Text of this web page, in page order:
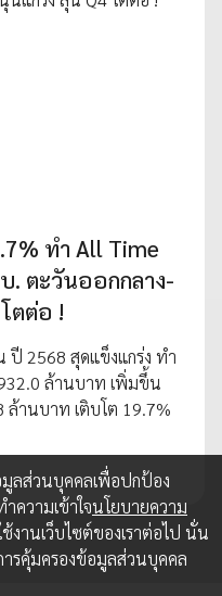
ทำ All Time
. ตะวันออกกลาง-
ตต่อ !
ปี 2568 สุดแข็งแกร่ง ทำ
ล้านบาท เพิ่มขึ้น
ล้านบาท เติบโต 19.7%
มูลส่วนบุคคลเพื่อปกป้อง
วามเข้าใจนโยบายความ
งานเว็บไซต์ของเราต่อไป นั่น
รคุ้มครองข้อมูลส่วนบุคคล